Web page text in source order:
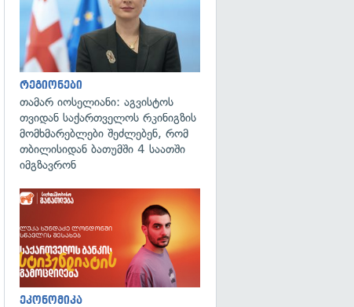
რეგიონები
თამარ იოსელიანი: აგვისტოს
თვიდან საქართველოს რკინიგზის
მომხმარებლები შეძლებენ, რომ
თბილისიდან ბათუმში 4 საათში
იმგზავრონ
ეკონომიკა